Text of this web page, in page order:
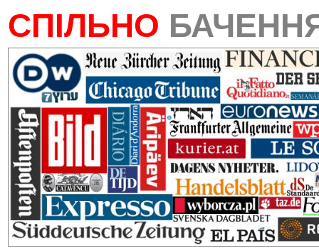
СПІЛЬНО